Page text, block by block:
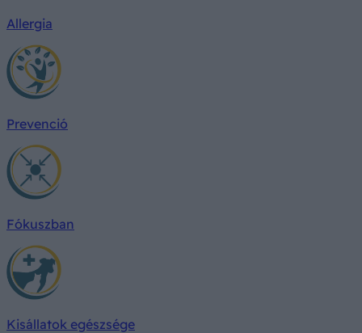
Allergia
Prevenció
Fókuszban
Kisállatok egészsége